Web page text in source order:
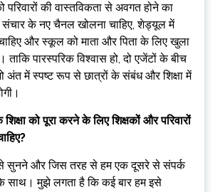
की वास्तविकता से अवगत होने का
संचार के नए चैनल खोलना चाहिए, शेड्यूल में
और स्कूल को माता और पिता के लिए खुला
ताकि पारस्परिक विश्वास हो, दो एजेंटों के बीच
अंत में स्पष्ट रूप से छात्रों के संबंध और शिक्षा में
को पूरा करने के लिए शिक्षकों और परिवारों
सुनने और जिस तरह से हम एक दूसरे से संपर्क
साथ। मुझे लगता है कि कई बार हम इसे